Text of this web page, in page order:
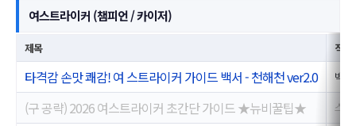
여스트라이커 (챔피언 / 카이저)
제목 작성
타격감 손맛 쾌감! 여 스트라이커 가이드 백서 - 천해천 ver2.0 백랑
(구 공략) 2026 여스트라이커 초간단 가이드 ★뉴비꿀팁★ 스신